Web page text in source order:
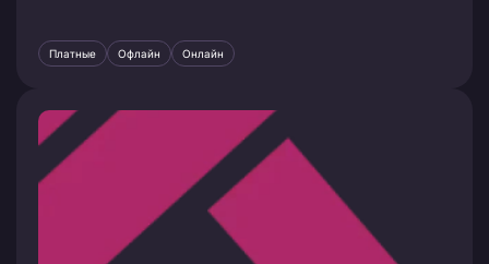
Платные Офлайн Онлайн